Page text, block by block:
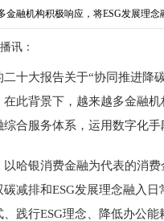
金融机构积极响应，将ESG发展理
讯：
二十大报告关于“协同推进降
在此背景下，越来越多金融
合服务体系，运用数字化手
以哈银消费金融为代表的消
碳减排和ESG发展理念融入
践行ESG理念、降低办公能